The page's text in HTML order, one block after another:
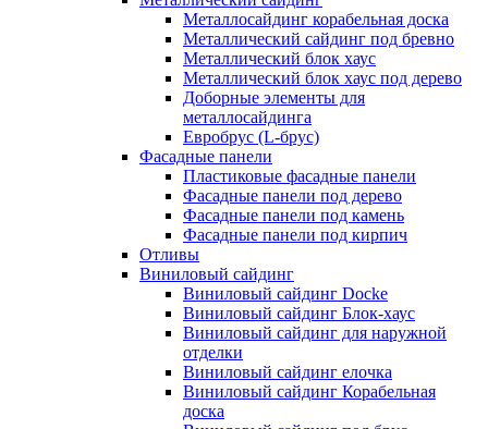
Металлосайдинг корабельная доска
Металлический сайдинг под бревно
Металлический блок хаус
Металлический блок хаус под дерево
Доборные элементы для
металлосайдинга
Евробрус (L-брус)
Фасадные панели
Пластиковые фасадные панели
Фасадные панели под дерево
Фасадные панели под камень
Фасадные панели под кирпич
Отливы
Виниловый сайдинг
Виниловый сайдинг Docke
Виниловый сайдинг Блок-хаус
Виниловый сайдинг для наружной
отделки
Виниловый сайдинг елочка
Виниловый сайдинг Корабельная
доска